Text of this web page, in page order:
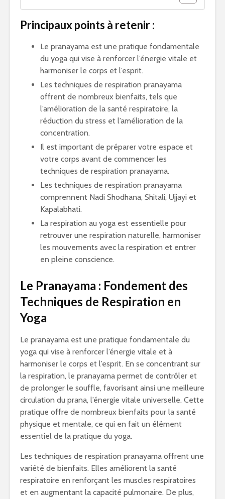
Principaux points à retenir :
Le pranayama est une pratique fondamentale
du yoga qui vise à renforcer l’énergie vitale et
harmoniser le corps et l’esprit.
Les techniques de respiration pranayama
offrent de nombreux bienfaits, tels que
l’amélioration de la santé respiratoire, la
réduction du stress et l’amélioration de la
concentration.
Il est important de préparer votre espace et
votre corps avant de commencer les
techniques de respiration pranayama.
Les techniques de respiration pranayama
comprennent Nadi Shodhana, Shitali, Ujjayi et
Kapalabhati.
La respiration au yoga est essentielle pour
retrouver une respiration naturelle, harmoniser
les mouvements avec la respiration et entrer
en pleine conscience.
Le Pranayama : Fondement des
Techniques de Respiration en
Yoga
Le pranayama est une pratique fondamentale du
yoga qui vise à renforcer l’énergie vitale et à
harmoniser le corps et l’esprit. En se concentrant sur
la respiration, le pranayama permet de contrôler et
de prolonger le souffle, favorisant ainsi une meilleure
circulation du prana, l’énergie vitale universelle. Cette
pratique offre de nombreux bienfaits pour la santé
physique et mentale, ce qui en fait un élément
essentiel de la pratique du yoga.
Les techniques de respiration pranayama offrent une
variété de bienfaits. Elles améliorent la santé
respiratoire en renforçant les muscles respiratoires
et en augmentant la capacité pulmonaire. De plus,